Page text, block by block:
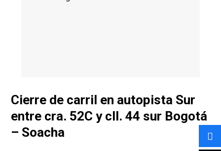
Cierre de carril en autopista Sur
entre cra. 52C y cll. 44 sur Bogotá
– Soacha